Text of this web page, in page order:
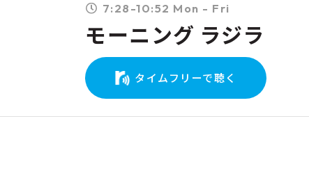
7:28-10:52 Mon - Fri
モーニング ラジラ
タイムフリーで聴く